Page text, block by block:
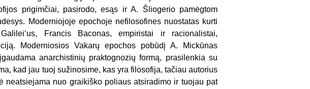
prigimčiai, pasirodo, esąs ir A. Šliogerio pamėgtom
Moderniojoje epochoje nefilosofines nuostatas kurti
Francis Baconas, empiristai ir racionalistai,
Moderniosios Vakarų epochos pobūdį A. Mickūnas
anarchistinių praktognozių formą, prasilenkia su
kad jau tuoj sužinosime, kas yra filosofija, tačiau autorius
neatsiejama nuo graikiško poliaus atsiradimo ir tuojau pat